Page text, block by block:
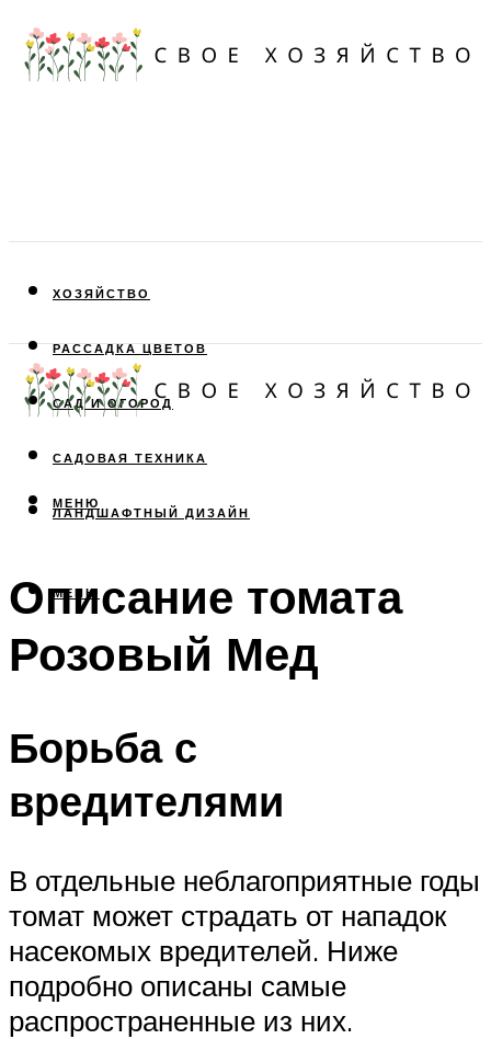
ХОЗЯЙСТВО
РАССАДКА ЦВЕТОВ
САД И ОГОРОД
САДОВАЯ ТЕХНИКА
ЛАНДШАФТНЫЙ ДИЗАЙН
МЕНЮ
МЕНЮ
Описание томата
Розовый Мед
Борьба с
вредителями
В отдельные неблагоприятные годы
томат может страдать от нападок
насекомых вредителей. Ниже
подробно описаны самые
распространенные из них.